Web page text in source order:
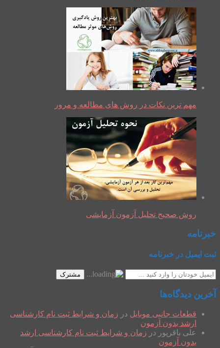
مهم ترین نکات در روش های مطالعه و مرور
روش صحیح تحلیل آزمون آزمایشی
خبرنامه
ثبت ایمیل در خبرنامه
مشترک
آخرین دیدگاه‌ها
قطعات جانبی موبایل در زمان و شرایط ثبت نام کارشناسی
ارشد بدون آزمون
علی باقرپور در زمان و شرایط ثبت نام کارشناسی ارشد
بدون آزمون